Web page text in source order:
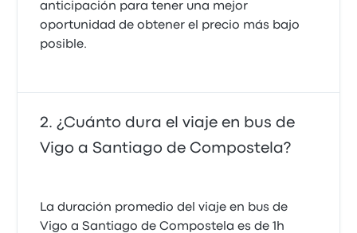
anticipación para tener una mejor
oportunidad de obtener el precio más bajo
posible.
¿Cuánto dura el viaje en bus de
Vigo a Santiago de Compostela?
La duración promedio del viaje en bus de
Vigo a Santiago de Compostela es de 1h